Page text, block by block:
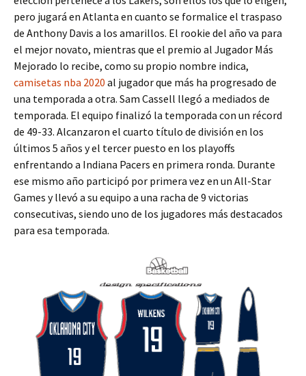
pero jugará en Atlanta en cuanto se formalice el traspaso
de Anthony Davis a los amarillos. El rookie del año va para
el mejor novato, mientras que el premio al Jugador Más
Mejorado lo recibe, como su propio nombre indica,
camisetas nba 2020 al jugador que más ha progresado de
una temporada a otra. Sam Cassell llegó a mediados de
temporada. El equipo finalizó la temporada con un récord
de 49-33. Alcanzaron el cuarto título de división en los
últimos 5 años y el tercer puesto en los playoffs
enfrentando a Indiana Pacers en primera ronda. Durante
ese mismo año participó por primera vez en un All-Star
Games y llevó a su equipo a una racha de 9 victorias
consecutivas, siendo uno de los jugadores más destacados
para esa temporada.